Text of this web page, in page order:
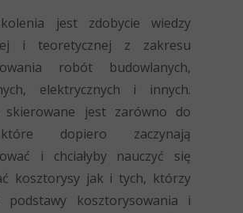
jest zdobycie wiedzy
i teoretycznej z zakresu
robót budowlanych,
elektrycznych i innych.
skierowane jest zarówno do
dopiero zaczynają
i chciałyby nauczyć się
kosztorysy jak i tych, którzy
podstawy kosztorysowania i